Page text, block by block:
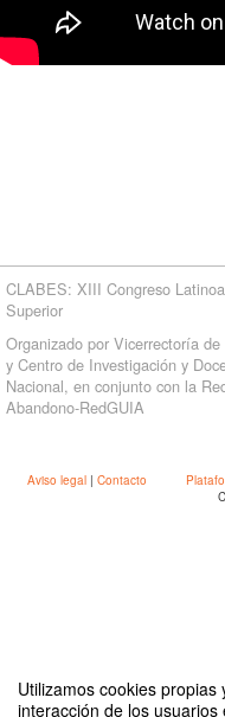
Utilizamos cookies
interacción de los
CLABES: XIII Congreso
Superior
Organizado por Vicerrectoría
y Centro de Investigación y
Nacional, en conjunto con la
Abandono-RedGUIA
Aviso legal | Contacto